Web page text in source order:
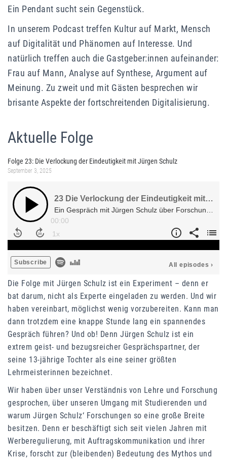
Ein Pendant sucht sein Gegenstück.
In unserem Podcast treffen Kultur auf Markt, Mensch
auf Digitalität und Phänomen auf Interesse. Und
natürlich treffen auch die Gastgeber:innen aufeinander:
Frau auf Mann, Analyse auf Synthese, Argument auf
Meinung. Zu zweit und mit Gästen besprechen wir
brisante Aspekte der fortschreitenden Digitalisierung.
Aktuelle Folge
Folge 23: Die Verlockung der Eindeutigkeit mit Jürgen Schulz
September 3, 2025
Die Folge mit Jürgen Schulz ist ein Experiment – denn er
bat darum, nicht als Experte eingeladen zu werden. Und wir
haben vereinbart, möglichst wenig vorzubereiten. Kann man
dann trotzdem eine knappe Stunde lang ein spannendes
Gespräch führen? Und ob! Denn Jürgen Schulz ist ein
extrem geist- und bezugsreicher Gesprächspartner, der
seine 13-jährige Tochter als eine seiner größten
Lehrmeisterinnen bezeichnet.
Wir haben über unser Verständnis von Lehre und Forschung
gesprochen, über unseren Umgang mit Studierenden und
warum Jürgen Schulz‘ Forschungen so eine große Breite
besitzen. Denn er beschäftigt sich seit vielen Jahren mit
Werberegulierung, mit Auftragskommunikation und ihrer
Krise, forscht zur (bleibenden) Bedeutung des Mythos und